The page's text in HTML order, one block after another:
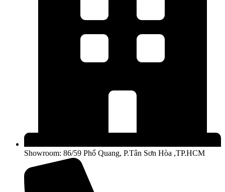
Showroom: 86/59 Phổ Quang, P.Tân Sơn Hòa ,TP.HCM